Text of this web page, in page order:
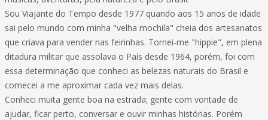
Sou Viajante do Tempo desde 1977 quando aos 15 anos de idade
sai pelo mundo com minha "velha mochila" cheia dos artesanatos
que criava para vender nas feirinhas. Tornei-me "hippie", em plena
ditadura militar que assolava o País desde 1964, porém, foi com
essa determinação que conheci as belezas naturais do Brasil e
comecei a me aproximar cada vez mais delas.
Conheci muita gente boa na estrada; gente com vontade de
ajudar, ficar perto, conversar e ouvir minhas histórias. Porém